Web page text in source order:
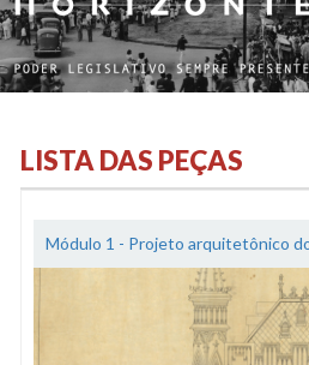
LISTA DAS PEÇAS
Módulo 1 - Projeto arquitetônico